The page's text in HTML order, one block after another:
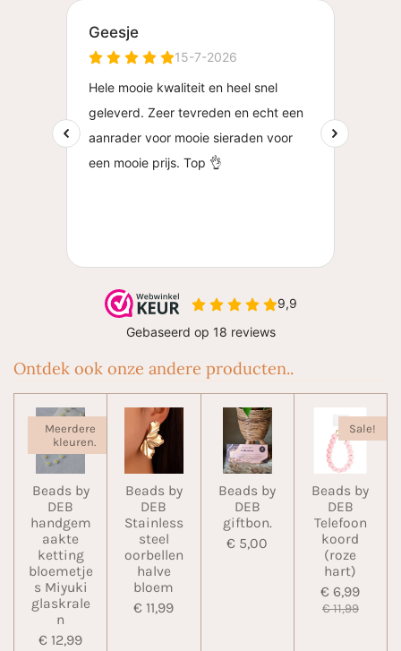
Ontdek ook onze andere producten..
Meerdere
kleuren.
Beads by
DEB
handgem
aakte
ketting
bloemetje
s Miyuki
glaskrale
n
€ 12,99
Beads by
DEB
Stainless
steel
oorbellen
halve
bloem
€ 11,99
Beads by
DEB
giftbon.
€ 5,00
Sale!
Beads by
DEB
Telefoon
koord
(roze
hart)
€ 6,99
€ 11,99